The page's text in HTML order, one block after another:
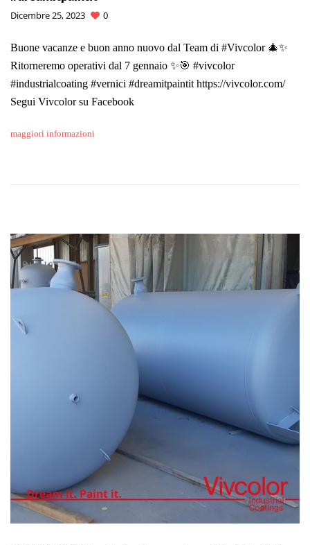
Dicembre 25, 2023
0
Buone vacanze e buon anno nuovo dal Team di #Vivcolor 🎄✨
Ritorneremo operativi dal 7 gennaio ✨🎯 #vivcolor
#industrialcoating #vernici #dreamitpaintit https://vivcolor.com/
Segui Vivcolor su Facebook
maggiori informazioni